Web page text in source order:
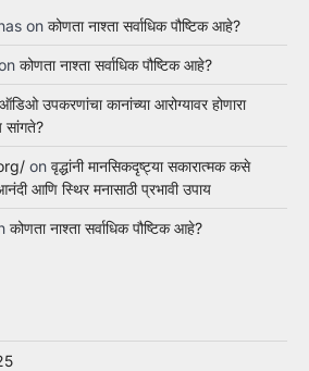
on कोणता नाश्ता सर्वाधिक पौष्टिक आहे?
कोणता नाश्ता सर्वाधिक पौष्टिक आहे?
ऑडिओ उपकरणांचा कानांच्या आरोग्यावर होणारा
सांगते?
on वृद्धांनी मानसिकदृष्ट्या सकारात्मक कसे
आणि स्थिर मनासाठी प्रभावी उपाय
कोणता नाश्ता सर्वाधिक पौष्टिक आहे?